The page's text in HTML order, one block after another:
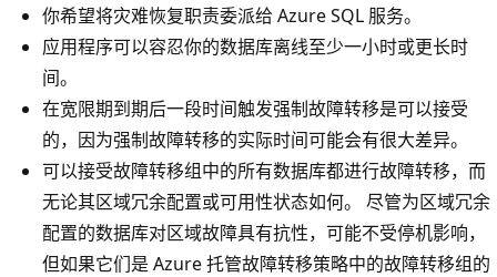
你希望将灾难恢复职责委派给 Azure SQL 服务。
应用程序可以容忍你的数据库离线至少一小时或更长时
间。
在宽限期到期后一段时间触发强制故障转移是可以接受
的，因为强制故障转移的实际时间可能会有很大差异。
可以接受故障转移组中的所有数据库都进行故障转移，而
无论其区域冗余配置或可用性状态如何。 尽管为区域冗余
配置的数据库对区域故障具有抗性，可能不受停机影响，
但如果它们是 Azure 托管故障转移策略中的故障转移组的